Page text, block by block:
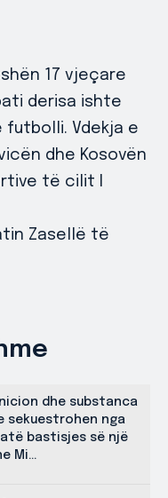
17 vjeçare
derisa ishte
futbolli. Vdekja e
dhe Kosovën
të cilit I
Zasellë të
dhe substanca
sekuestrohen nga
bastisjes së një
Mi...